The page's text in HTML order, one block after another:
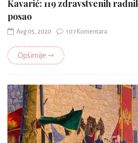
Kavarić: 119 zdravstvenih
posao
Avg 05, 2020 107 Komentara
Opširnije ⇾